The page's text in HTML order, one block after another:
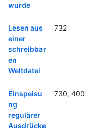
wurde
Lesen aus
einer
schreibbar
en
Weltdatei
732
Einspeisu
ng
regulärer
Ausdrücke
730, 400